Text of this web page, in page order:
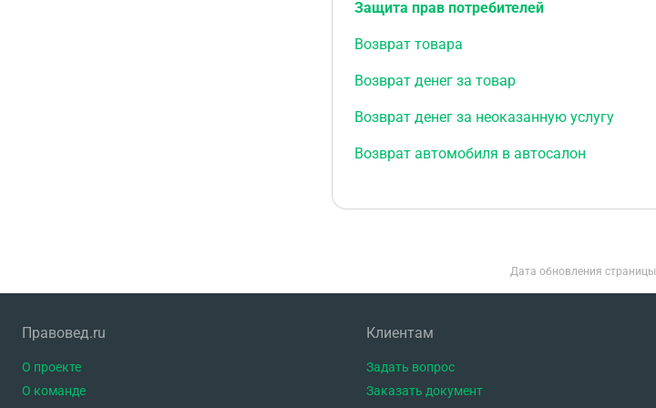
Защита прав потребителей
Возврат товара
Возврат денег за товар
Возврат денег за неоказанную услугу
Возврат автомобиля в автосалон
Дата обновления страницы
Правовед.ru
О проекте
О команде
Клиентам
Задать вопрос
Заказать документ